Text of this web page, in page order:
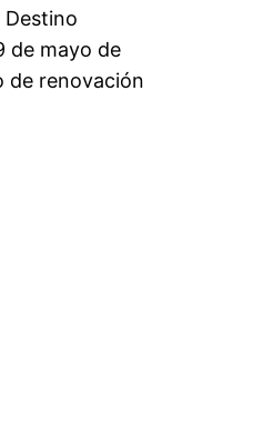
de mayo de
de renovación